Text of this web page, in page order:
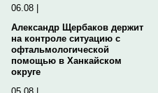
06.08 |
Александр Щербаков держит
на контроле ситуацию с
офтальмологической
помощью в Ханкайском
округе